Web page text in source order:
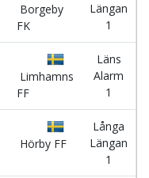
Borgeby
FK
Längan
1
Limhamns
FF
Läns
Alarm
1
Hörby FF
Långa
Längan
1